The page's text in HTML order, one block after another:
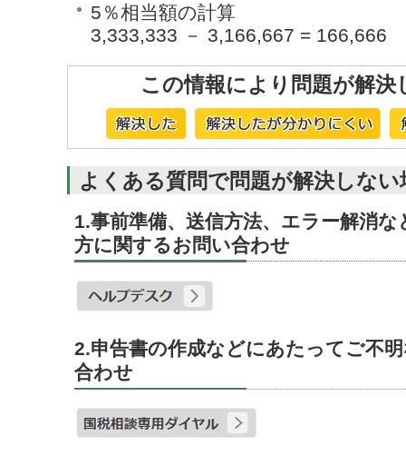
5％相当額の計算
3,333,333 － 3,166,667 = 166,666
この情報により問題が解決
よくある質問で問題が解決しな
1.事前準備、送信方法、エラー解消
方に関するお問い合わせ
2.申告書の作成などにあたってご不
合わせ